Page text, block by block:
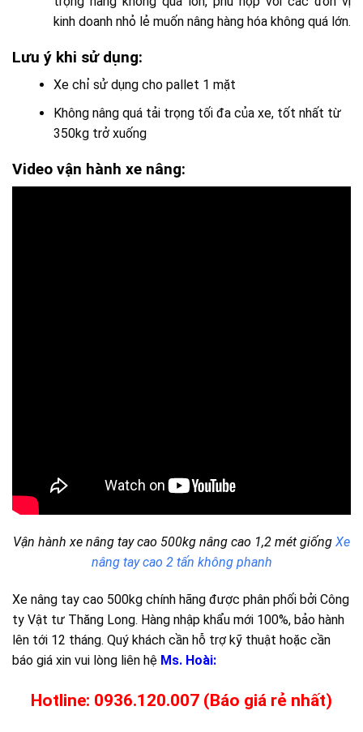
kinh doanh nhỏ lẻ muốn nâng hàng hóa không quá lớn.
Lưu ý khi sử dụng:
Xe chỉ sử dụng cho pallet 1 mặt
Không nâng quá tải trọng tối đa của xe, tốt nhất từ
350kg trở xuống
Video vận hành xe nâng:
Vận hành xe nâng tay cao 500kg nâng cao 1,2 mét giống Xe
nâng tay cao 2 tấn không phanh
Xe nâng tay cao 500kg chính hãng được phân phối bởi Công
ty Vật tư Thăng Long. Hàng nhập khẩu mới 100%, bảo hành
lên tới 12 tháng. Quý khách cần hỗ trợ kỹ thuật hoặc cần
báo giá xin vui lòng liên hệ Ms. Hoài:
Hotline: 0936.120.007 (Báo giá rẻ nhất)